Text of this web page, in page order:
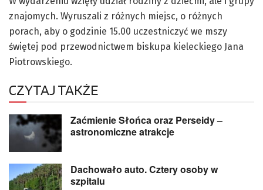
znajomych. Wyruszali z różnych miejsc, o różnych
porach, aby o godzinie 15.00 uczestniczyć we mszy
świętej pod przewodnictwem biskupa kieleckiego Jana
Piotrowskiego.
CZYTAJ TAKŻE
Zaćmienie Słońca oraz Perseidy –
astronomiczne atrakcje
Dachowało auto. Cztery osoby w
szpitalu